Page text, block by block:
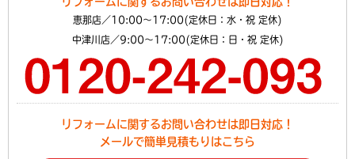
恵那店／10:00～17:00(定休日：水・祝 定休)
中津川店／9:00～17:00(定休日：日・祝 定休)
リフォームに関するお問い合わせは即日対応！
メールで簡単見積もりはこちら